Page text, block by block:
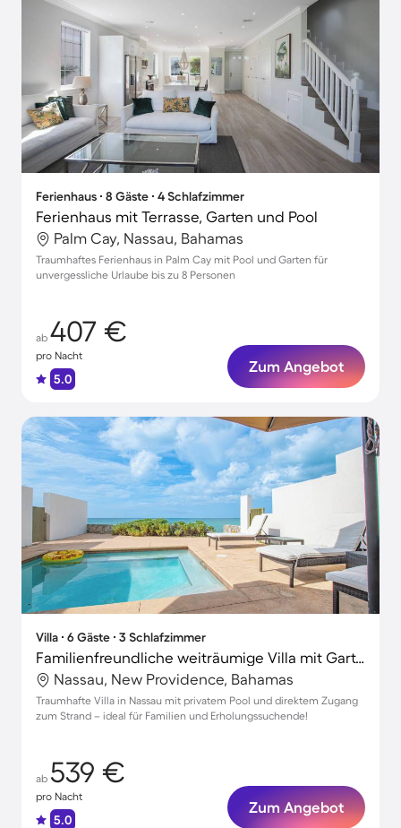
Ferienhaus ∙ 8 Gäste ∙ 4 Schlafzimmer
Ferienhaus mit Terrasse, Garten und Pool
Palm Cay, Nassau, Bahamas
Traumhaftes Ferienhaus in Palm Cay mit Pool und Garten für
unvergessliche Urlaube bis zu 8 Personen
ab 407 €
pro Nacht
5.0
Zum Angebot
Villa ∙ 6 Gäste ∙ 3 Schlafzimmer
Familienfreundliche weiträumige Villa mit Garten, Terrasse und privatem Pool | Ideal für Homeoffice
Nassau, New Providence, Bahamas
Traumhafte Villa in Nassau mit privatem Pool und direktem Zugang
zum Strand – ideal für Familien und Erholungssuchende!
ab 539 €
pro Nacht
5.0
Zum Angebot